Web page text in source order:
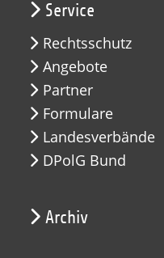
Service
Rechtsschutz
Angebote
Partner
Formulare
Landesverbände
DPolG Bund
Archiv